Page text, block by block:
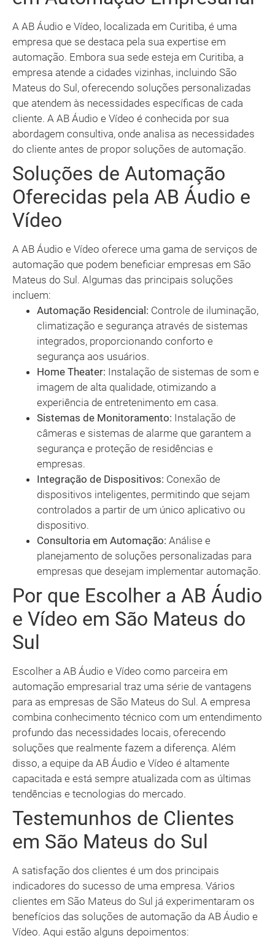
A AB Áudio e Vídeo, localizada em Curitiba, é uma
empresa que se destaca pela sua expertise em
automação. Embora sua sede esteja em Curitiba, a
empresa atende a cidades vizinhas, incluindo São
Mateus do Sul, oferecendo soluções personalizadas
que atendem às necessidades específicas de cada
cliente. A AB Áudio e Vídeo é conhecida por sua
abordagem consultiva, onde analisa as necessidades
do cliente antes de propor soluções de automação.
Soluções de Automação
Oferecidas pela AB Áudio e
Vídeo
A AB Áudio e Vídeo oferece uma gama de serviços de
automação que podem beneficiar empresas em São
Mateus do Sul. Algumas das principais soluções
incluem:
Automação Residencial: Controle de iluminação,
climatização e segurança através de sistemas
integrados, proporcionando conforto e
segurança aos usuários.
Home Theater: Instalação de sistemas de som e
imagem de alta qualidade, otimizando a
experiência de entretenimento em casa.
Sistemas de Monitoramento: Instalação de
câmeras e sistemas de alarme que garantem a
segurança e proteção de residências e
empresas.
Integração de Dispositivos: Conexão de
dispositivos inteligentes, permitindo que sejam
controlados a partir de um único aplicativo ou
dispositivo.
Consultoria em Automação: Análise e
planejamento de soluções personalizadas para
empresas que desejam implementar automação.
Por que Escolher a AB Áudio
e Vídeo em São Mateus do
Sul
Escolher a AB Áudio e Vídeo como parceira em
automação empresarial traz uma série de vantagens
para as empresas de São Mateus do Sul. A empresa
combina conhecimento técnico com um entendimento
profundo das necessidades locais, oferecendo
soluções que realmente fazem a diferença. Além
disso, a equipe da AB Áudio e Vídeo é altamente
capacitada e está sempre atualizada com as últimas
tendências e tecnologias do mercado.
Testemunhos de Clientes
em São Mateus do Sul
A satisfação dos clientes é um dos principais
indicadores do sucesso de uma empresa. Vários
clientes em São Mateus do Sul já experimentaram os
benefícios das soluções de automação da AB Áudio e
Vídeo. Aqui estão alguns depoimentos: